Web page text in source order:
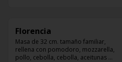
Florencia
Masa de 32 cm. tamaño familiar,
rellena con pomodoro, mozzarella,
pollo, cebolla, cebolla, aceitunas